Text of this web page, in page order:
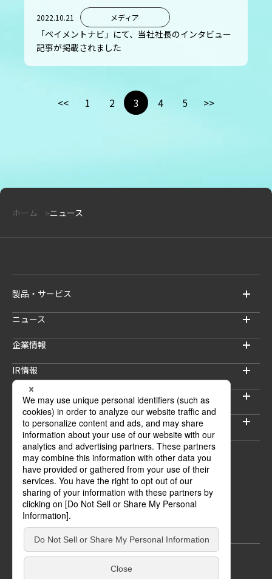
2022.10.21 メディア
「ペイメントナビ」にて、当社社長のインタビュー
記事が掲載されました
<< 1 2 3 4 5 >>
ホーム ニュース
製品・サービス
ニュース
企業情報
IR情報
サステナビリティ
採用情報
セキュリティブログ
ウェブサイトご利用上の注意
プライバシーポリシー
情報セキュリティポリシー
© INTELLIGENT WAVE INC.